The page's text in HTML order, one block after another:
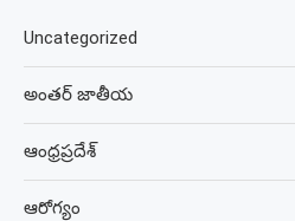
Uncategorized
అంతర్ జాతీయ
ఆంధ్రప్రదేశ్
ఆరోగ్యం